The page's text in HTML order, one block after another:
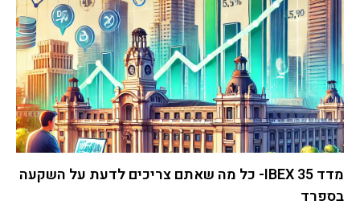
מדד IBEX 35- כל מה שאתם צריכים לדעת על השקעה
בספרד